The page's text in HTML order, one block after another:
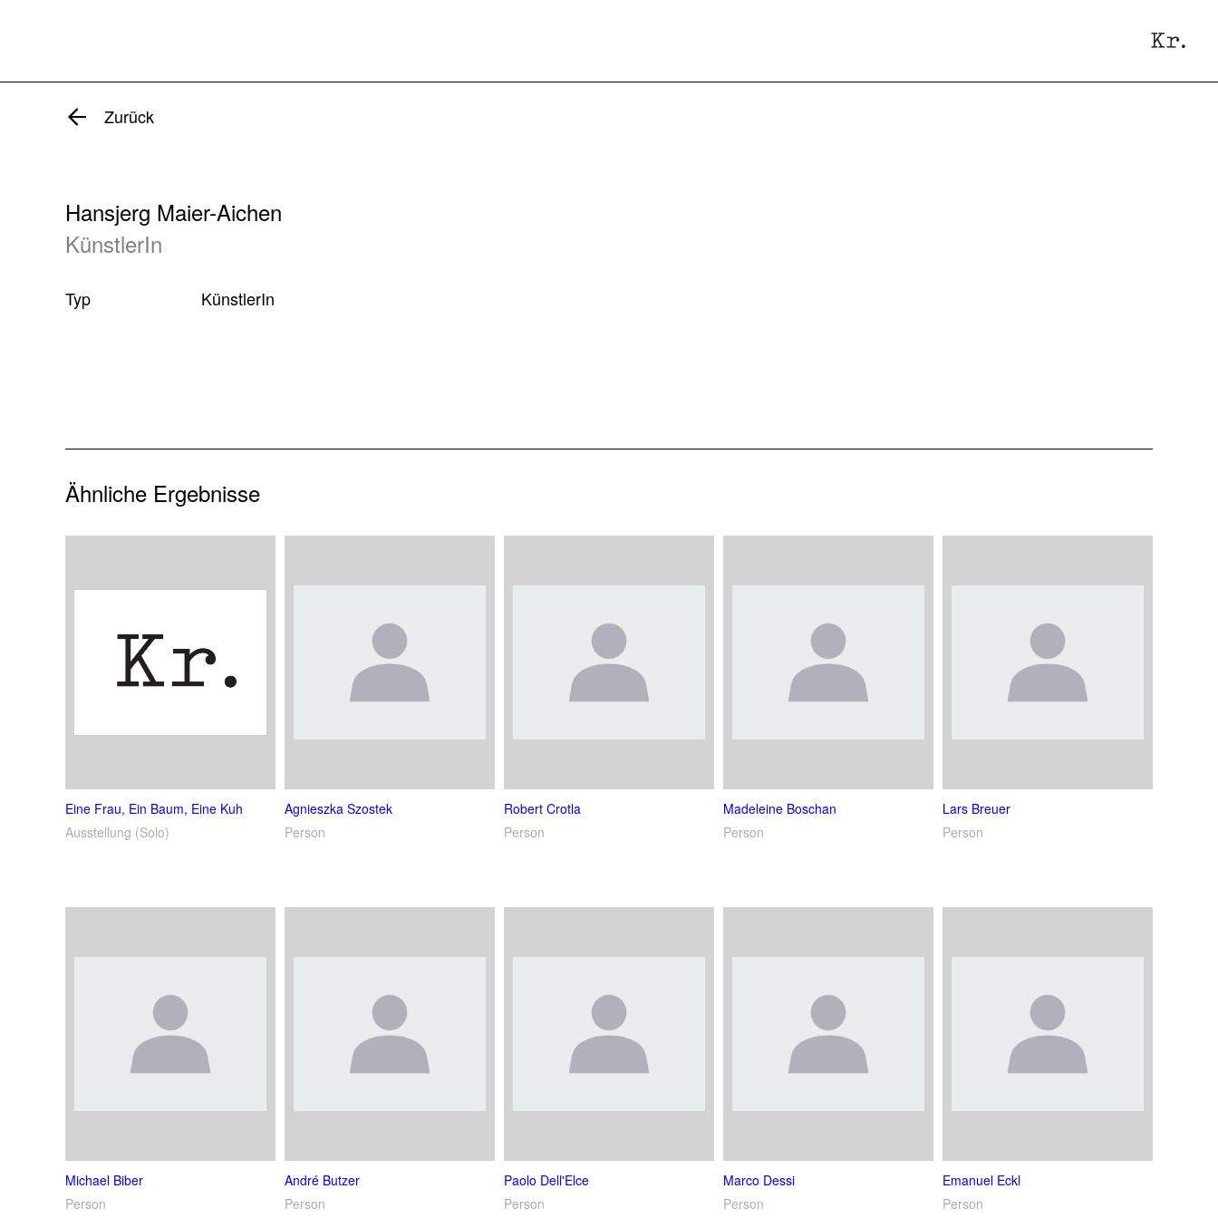
Zurück
Hansjerg Maier-Aichen
KünstlerIn
Typ KünstlerIn
Ähnliche Ergebnisse
Eine Frau, Ein Baum, Eine Kuh
Ausstellung (Solo)
Agnieszka Szostek
Person
Robert Crotla
Person
Madeleine Boschan
Person
Lars Breuer
Person
Michael Biber
Person
André Butzer
Person
Paolo Dell'Elce
Person
Marco Dessi
Person
Emanuel Eckl
Person